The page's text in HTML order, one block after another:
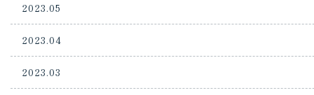
2023.05
2023.04
2023.03